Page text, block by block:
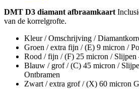
DMT D3 diamant afbraamkaart
van de korrelgrofte.
Kleur / Omschrijving /
Groen / extra fijn / (E) 9 micron /
Rood / fijn / (F) 25 micron / Slijpen
Blauw / grof / (C) 45 micron /
Ontbramen
Zwart / extra grof / (X) 60 micron